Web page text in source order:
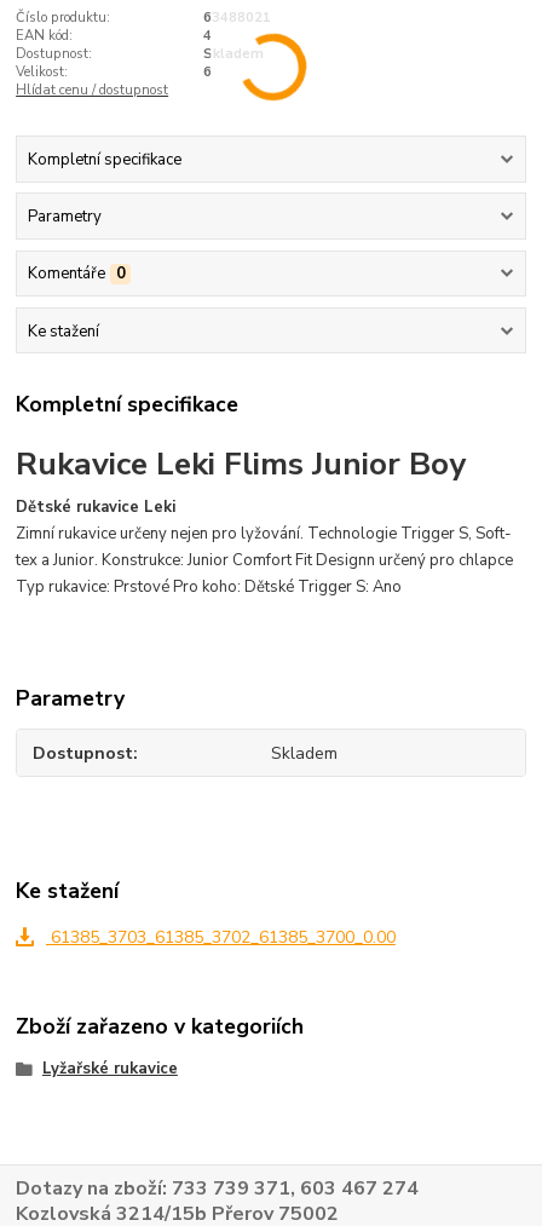
Číslo produktu:
63488021
EAN kód:
4
Dostupnost:
Skladem
Velikost:
6
Hlídat cenu / dostupnost
Kompletní specifikace
Parametry
Komentáře 0
Ke stažení
Kompletní specifikace
Rukavice Leki Flims Junior Boy
Dětské rukavice Leki
Zimní rukavice určeny nejen pro lyžování. Technologie Trigger S, Soft-
tex a Junior.Konstrukce: Junior Comfort Fit Designn určený pro chlapce
Typ rukavice: Prstové Pro koho: Dětské Trigger S: Ano
Parametry
Dostupnost Skladem
Ke stažení
61385_3703_61385_3702_61385_3700_0.00
Zboží zařazeno v kategoriích
Lyžařské rukavice
Dotazy na zboží: 733 739 371, 603 467 274
Kozlovská 3214/15b Přerov 75002